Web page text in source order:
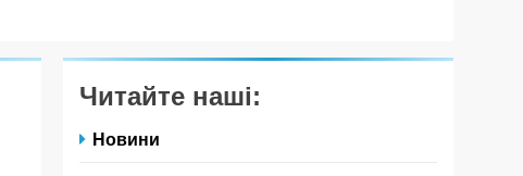
Читайте наші:
Новини